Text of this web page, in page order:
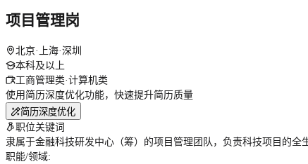
项目管理岗
北京·上海·深圳
本科及以上
工商管理类·计算机类
使用简历深度优化功能，快速提升简历质量
简历深度优化
职位关键词
隶属于金融科技研发中心（筹）的项目管理团队，负责科技项目的
职能/领域: